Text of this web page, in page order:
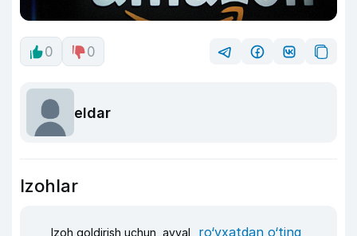
0 0
eldar
Izohlar
Izoh qoldirish uchun, avval ro‘yxatdan o‘ting